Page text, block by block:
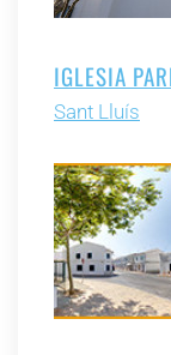
IGLESIA
Sant Lluís